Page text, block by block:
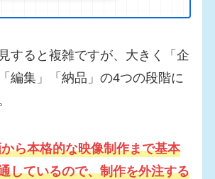
すると複雑ですが、大きく「企
編集」「納品」の4つの段階に
ら本格的な映像制作まで基本
しているので、制作を外注する